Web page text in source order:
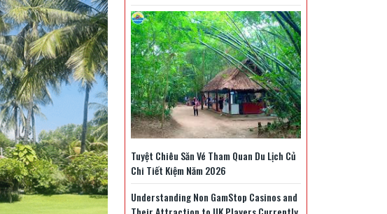
Tuyệt Chiêu Săn Vé Tham Quan Du Lịch Củ
Chi Tiết Kiệm Năm 2026
Understanding Non GamStop Casinos and